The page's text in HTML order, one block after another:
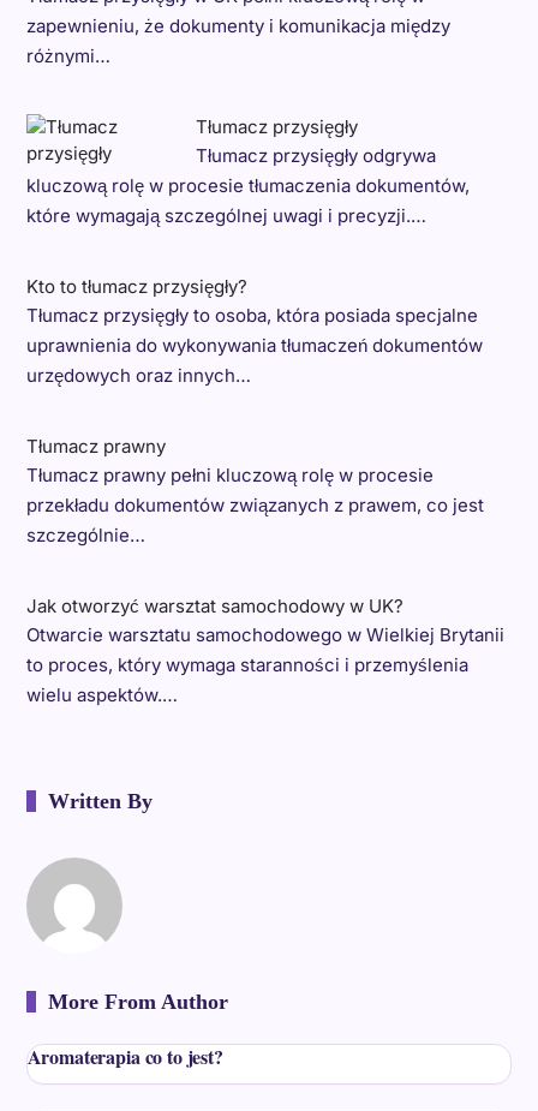
zapewnieniu, że dokumenty i komunikacja między
różnymi…
Tłumacz przysięgły
Tłumacz przysięgły odgrywa
kluczową rolę w procesie tłumaczenia dokumentów,
które wymagają szczególnej uwagi i precyzji.…
Kto to tłumacz przysięgły?
Tłumacz przysięgły to osoba, która posiada specjalne
uprawnienia do wykonywania tłumaczeń dokumentów
urzędowych oraz innych…
Tłumacz prawny
Tłumacz prawny pełni kluczową rolę w procesie
przekładu dokumentów związanych z prawem, co jest
szczególnie…
Jak otworzyć warsztat samochodowy w UK?
Otwarcie warsztatu samochodowego w Wielkiej Brytanii
to proces, który wymaga staranności i przemyślenia
wielu aspektów.…
Written By
More From Author
Aromaterapia co to jest?